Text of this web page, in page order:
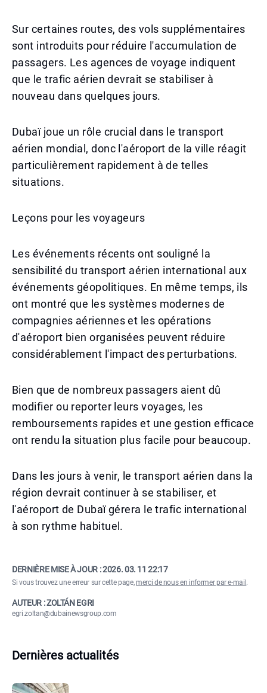
Sur certaines routes, des vols supplémentaires
sont introduits pour réduire l'accumulation de
passagers. Les agences de voyage indiquent
que le trafic aérien devrait se stabiliser à
nouveau dans quelques jours.
Dubaï joue un rôle crucial dans le transport
aérien mondial, donc l'aéroport de la ville réagit
particulièrement rapidement à de telles
situations.
Leçons pour les voyageurs
Les événements récents ont souligné la
sensibilité du transport aérien international aux
événements géopolitiques. En même temps, ils
ont montré que les systèmes modernes de
compagnies aériennes et les opérations
d'aéroport bien organisées peuvent réduire
considérablement l'impact des perturbations.
Bien que de nombreux passagers aient dû
modifier ou reporter leurs voyages, les
remboursements rapides et une gestion efficace
ont rendu la situation plus facile pour beaucoup.
Dans les jours à venir, le transport aérien dans la
région devrait continuer à se stabiliser, et
l'aéroport de Dubaï gérera le trafic international
à son rythme habituel.
DERNIÈRE MISE À JOUR :2026. 03. 11 22:17
Si vous trouvez une erreur sur cette page,merci de nous en informer par e-mail .
AUTEUR : ZOLTÁN EGRI
egri.zoltan@dubainewsgroup.com
Dernières actualités